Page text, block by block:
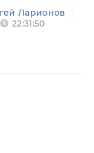
Ларионов
22:31:50